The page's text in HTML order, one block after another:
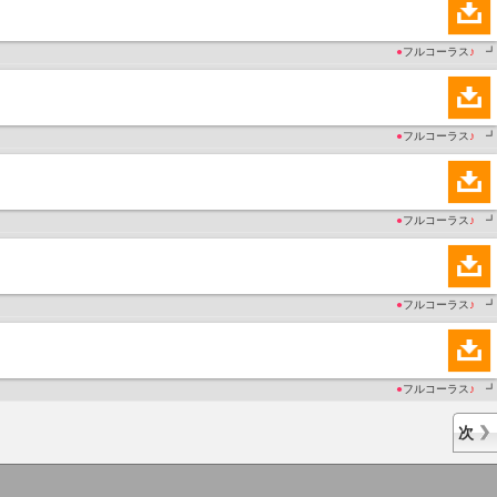
●フルコーラス ♪ ┛
●フルコーラス ♪ ┛
●フルコーラス ♪ ┛
●フルコーラス ♪ ┛
●フルコーラス ♪ ┛
次